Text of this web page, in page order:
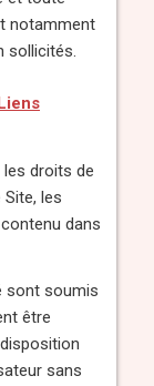
notamment
sollicités.
droits de
les
dans
sont soumis
être
sans